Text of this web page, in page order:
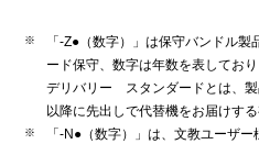
「-Z●（数字）」は保守バンドル
ード保守、数字は年数を表しており
デリバリー スタンダードとは、製
以降に先出しで代替機をお届けす
「-N●（数字）」は、文教ユーザ